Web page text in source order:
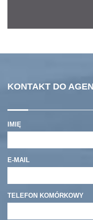
KONTAKT DO
IMIĘ
E-MAIL
TELEFON KOMÓRKOWY